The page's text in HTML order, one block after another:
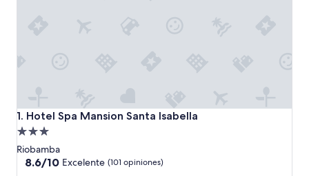
1. Hotel Spa Mansion Santa Isabella
Hotel Spa Mansion Santa Isabella
Propiedad
de
3.0
Riobamba
8.6
8.6/10 Excelente (101 opiniones)